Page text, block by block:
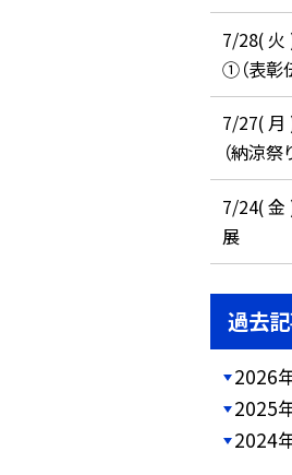
7/28( 火
①（表彰
7/27( 月
（納涼祭
7/24( 金
展
過去
2026
2025
2024